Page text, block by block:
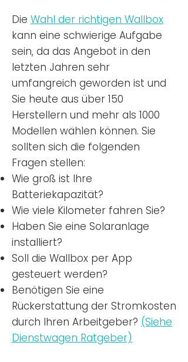
Die Wahl der richtigen Wallbox
kann eine schwierige Aufgabe
sein, da das Angebot in den
letzten Jahren sehr
umfangreich geworden ist und
Sie heute aus über 150
Herstellern und mehr als 1000
Modellen wählen können. Sie
sollten sich die folgenden
Fragen stellen:
Wie groß ist Ihre
Batteriekapazität?
Wie viele Kilometer fahren Sie?
Haben Sie eine Solaranlage
installiert?
Soll die Wallbox per App
gesteuert werden?
Benötigen Sie eine
Rückerstattung der Stromkosten
durch Ihren Arbeitgeber? (Siehe
Dienstwagen Ratgeber)